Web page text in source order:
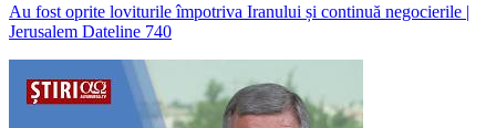
Au fost oprite loviturile împotriva Iranului și continuă negocierile |
Jerusalem Dateline 740